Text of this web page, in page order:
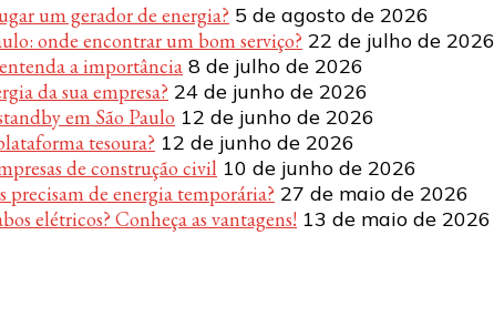
um gerador de energia? 5 de agosto de 2026
onde encontrar um bom serviço? 22 de julho de 2026
a importância 8 de julho de 2026
da sua empresa? 24 de junho de 2026
em São Paulo 12 de junho de 2026
tesoura? 12 de junho de 2026
de construção civil 10 de junho de 2026
precisam de energia temporária? 27 de maio de 2026
elétricos? Conheça as vantagens! 13 de maio de 2026